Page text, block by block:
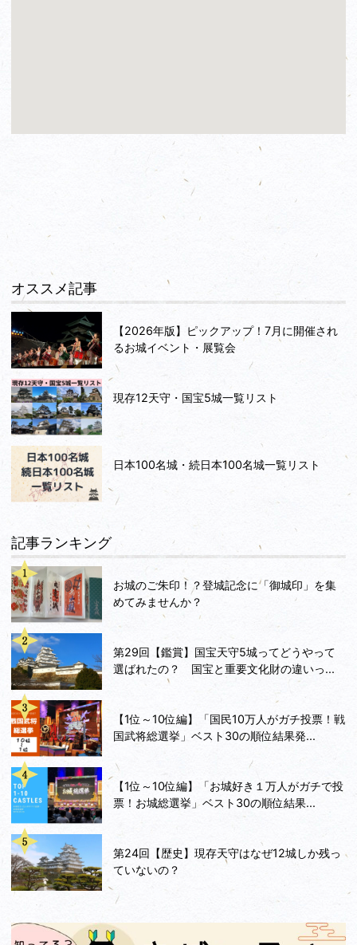
オススメ記事
【2026年版】ピックアップ！7月に開催され
るお城イベント・展覧会
現存12天守・国宝5城一覧リスト
日本100名城・続日本100名城一覧リスト
記事ランキング
お城のご朱印！？登城記念に「御城印」を集
めてみませんか？
第29回【鑑賞】国宝天守5城ってどうやって
選ばれたの？ 国宝と重要文化財の違いっ...
【1位～10位編】「国民10万人がガチ投票！戦
国武将総選挙」ベスト30の順位結果発...
【1位～10位編】「お城好き１万人がガチで投
票！お城総選挙」ベスト30の順位結果...
第24回【歴史】現存天守はなぜ12城しか残っ
ていないの？